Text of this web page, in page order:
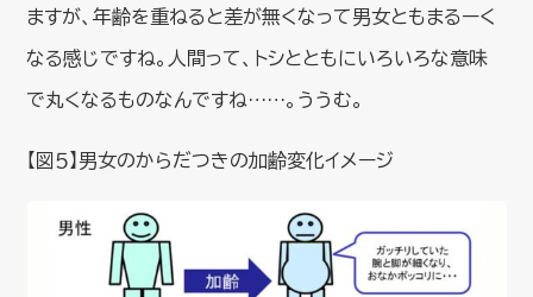
ますが、年齢を重ねると差が無くなって男女ともまるーく
なる感じですね。人間って、トシとともにいろいろな意味
で丸くなるものなんですね……。ううむ。
【図５】男女のからだつきの加齢変化イメージ